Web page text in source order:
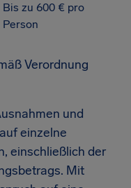
Bis zu 600 € pro
Person
Verordnung
und
einzelne
einschließlich der
Mit